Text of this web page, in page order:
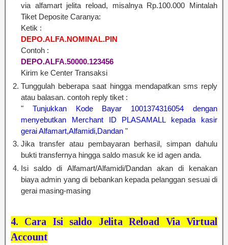
via alfamart jelita reload, misalnya Rp.100.000 Mintalah
Tiket Deposite Caranya:
Ketik :
DEPO.ALFA.NOMINAL.PIN
Contoh :
DEPO.ALFA.50000.123456
Kirim ke Center Transaksi
Tunggulah beberapa saat hingga mendapatkan sms reply
atau balasan. contoh reply tiket :
" Tunjukkan Kode Bayar 1001374316054 dengan
menyebutkan Merchant ID PLASAMALL kepada kasir
gerai Alfamart,Alfamidi,Dandan "
Jika transfer atau pembayaran berhasil, simpan dahulu
bukti transfernya hingga saldo masuk ke id agen anda.
Isi saldo di Alfamart/Alfamidi/Dandan akan di kenakan
biaya admin yang di bebankan kepada pelanggan sesuai di
gerai masing-masing
4. Cara Isi saldo Jelita Reload Via Virtual
Account